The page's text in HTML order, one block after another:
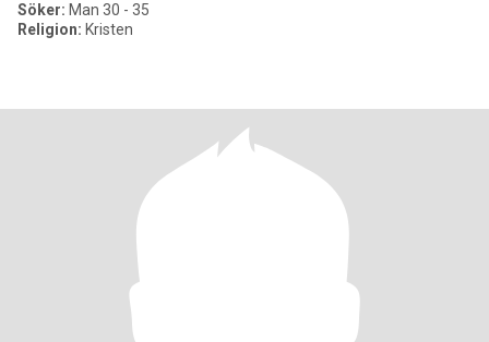
Söker: Man 30 - 35
Religion: Kristen